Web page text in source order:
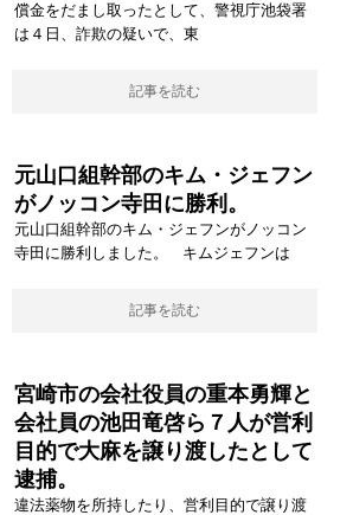
償金をだまし取ったとして、警視庁池袋署
は４日、詐欺の疑いで、東
記事を読む
元山口組幹部のキム・ジェフン
がノッコン寺田に勝利。
元山口組幹部のキム・ジェフンがノッコン
寺田に勝利しました。 キムジェフンは
記事を読む
宮崎市の会社役員の重本勇輝と
会社員の池田竜啓ら７人が営利
目的で大麻を譲り渡したとして
逮捕。
違法薬物を所持したり、営利目的で譲り渡